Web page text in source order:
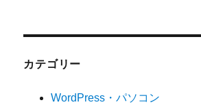
カテゴリー
WordPress・パソコン